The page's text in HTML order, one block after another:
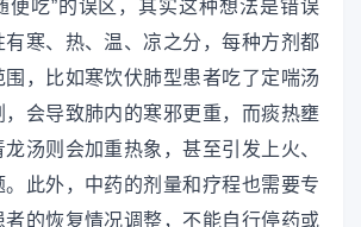
便吃”的误区，其实这种想法是错误
有寒、热、温、凉之分，每种方剂都
，比如寒饮伏肺型患者吃了定喘汤
会导致肺内的寒邪更重，而痰热壅
汤则会加重热象，甚至引发上火、
。此外，中药的剂量和疗程也需要专
者的恢复情况调整，不能自行停药或